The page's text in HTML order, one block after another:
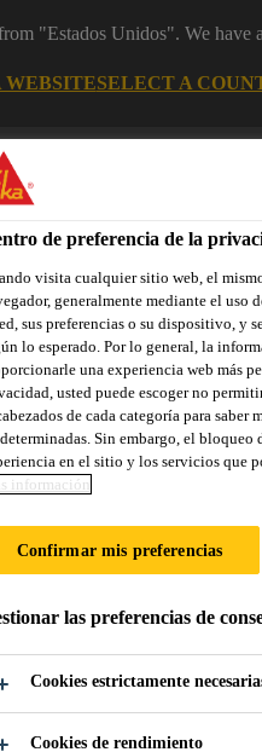
"Estados Unidos". We have
WEBSITESELECT A
de construcción
Destacadas
de preferencia de la
visita cualquier sitio web, el
generalmente mediante el uso
sus preferencias o su dispositivo, y
lo esperado. Por lo general, la
una experiencia web más
usted puede escoger no
de cada categoría para saber
Sin embargo, el bloqueo
en el sitio y los servicios que
información
Confirmar mis preferencias
las preferencias de
Cookies estrictamente
Cookies de rendimiento